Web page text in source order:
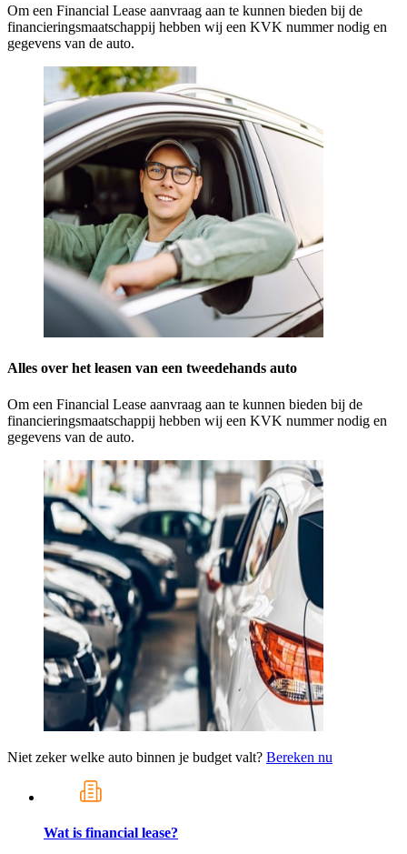
Om een Financial Lease aanvraag aan te kunnen bieden bij de
financieringsmaatschappij hebben wij een KVK nummer nodig en
gegevens van de auto.
Alles over het leasen van een tweedehands auto
Om een Financial Lease aanvraag aan te kunnen bieden bij de
financieringsmaatschappij hebben wij een KVK nummer nodig en
gegevens van de auto.
Niet zeker welke auto binnen je budget valt? Bereken nu
Wat is financial lease?